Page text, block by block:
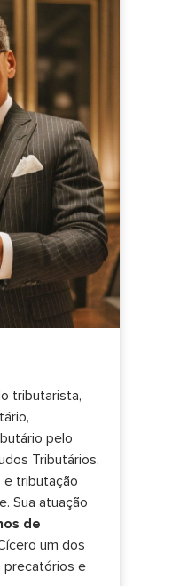
tributarista,
pelo
Tributários,
e tributação
Sua atuação
de
um dos
precatórios e